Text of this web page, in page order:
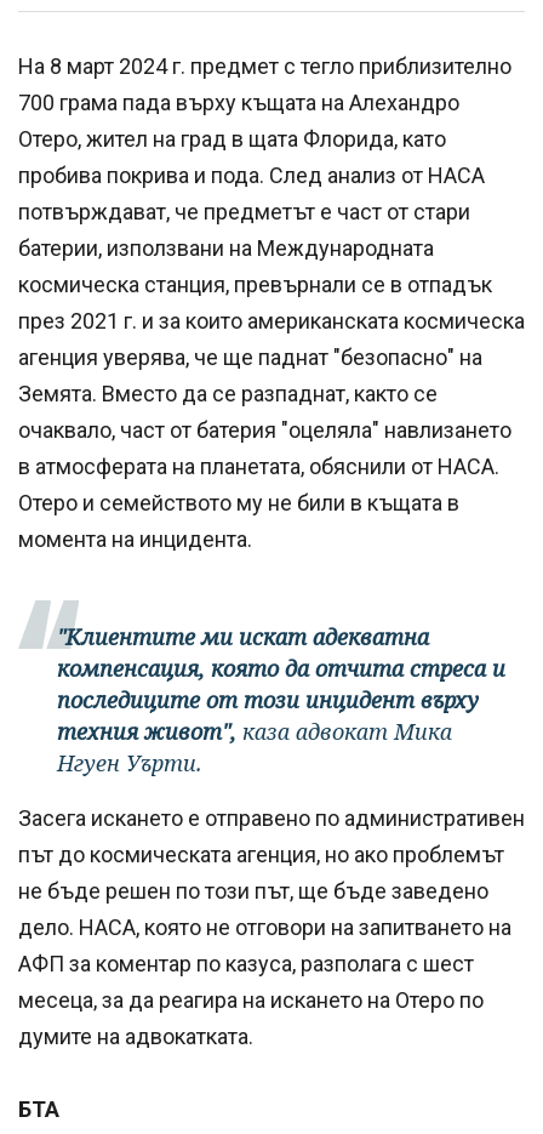
На 8 март 2024 г. предмет с тегло приблизително
700 грама пада върху къщата на Алехандро
Отеро, жител на град в щата Флорида, като
пробива покрива и пода. След анализ от НАСА
потвърждават, че предметът е част от стари
батерии, използвани на Международната
космическа станция, превърнали се в отпадък
през 2021 г. и за които американската космическа
агенция уверява, че ще паднат "безопасно" на
Земята. Вместо да се разпаднат, както се
очаквало, част от батерия "оцеляла" навлизането
в атмосферата на планетата, обяснили от НАСА.
Отеро и семейството му не били в къщата в
момента на инцидента.
"Клиентите ми искат адекватна
компенсация, която да отчита стреса и
последиците от този инцидент върху
техния живот", каза адвокат Мика
Нгуен Уърти.
Засега искането е отправено по административен
път до космическата агенция, но ако проблемът
не бъде решен по този път, ще бъде заведено
дело. НАСА, която не отговори на запитването на
АФП за коментар по казуса, разполага с шест
месеца, за да реагира на искането на Отеро по
думите на адвокатката.
БТА